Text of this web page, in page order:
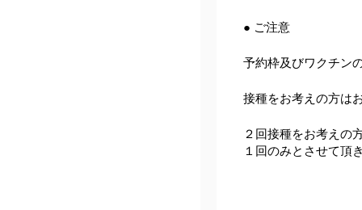
● ご注意
予約枠及びワクチン
接種をお考えの方は
２回接種をお考えの
１回のみとさせて頂